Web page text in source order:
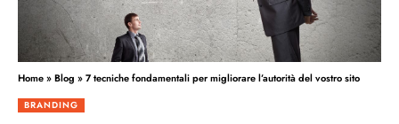
Home»Blog »7 tecniche fondamentali per migliorare l’autorità del vostro sito
BRANDING